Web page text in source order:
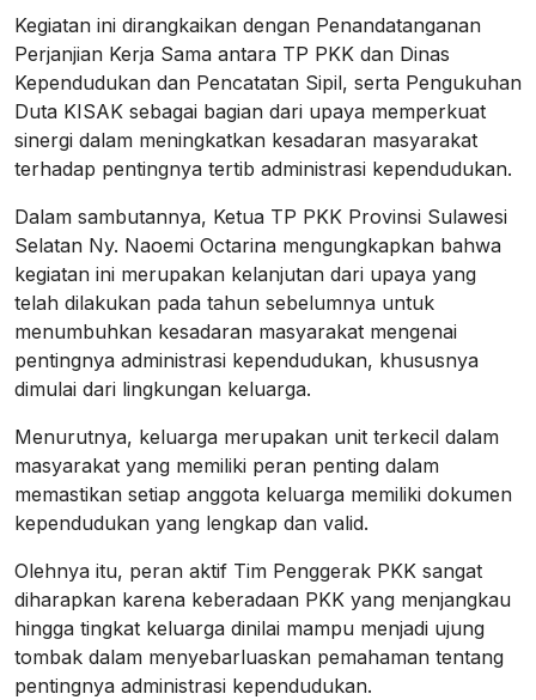
Kegiatan ini dirangkaikan dengan Penandatanganan
Perjanjian Kerja Sama antara TP PKK dan Dinas
Kependudukan dan Pencatatan Sipil, serta Pengukuhan
Duta KISAK sebagai bagian dari upaya memperkuat
sinergi dalam meningkatkan kesadaran masyarakat
terhadap pentingnya tertib administrasi kependudukan.
Dalam sambutannya, Ketua TP PKK Provinsi Sulawesi
Selatan Ny. Naoemi Octarina mengungkapkan bahwa
kegiatan ini merupakan kelanjutan dari upaya yang
telah dilakukan pada tahun sebelumnya untuk
menumbuhkan kesadaran masyarakat mengenai
pentingnya administrasi kependudukan, khususnya
dimulai dari lingkungan keluarga.
Menurutnya, keluarga merupakan unit terkecil dalam
masyarakat yang memiliki peran penting dalam
memastikan setiap anggota keluarga memiliki dokumen
kependudukan yang lengkap dan valid.
Olehnya itu, peran aktif Tim Penggerak PKK sangat
diharapkan karena keberadaan PKK yang menjangkau
hingga tingkat keluarga dinilai mampu menjadi ujung
tombak dalam menyebarluaskan pemahaman tentang
pentingnya administrasi kependudukan.